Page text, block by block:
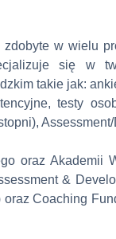
w wielu
się w
takie jak:
testy
oraz Akademii
&
Coaching